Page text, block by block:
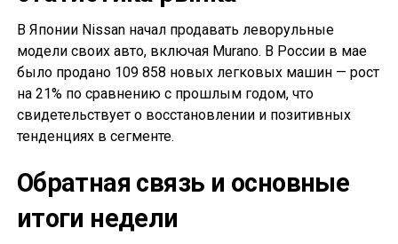
В Японии Nissan начал продавать леворульные
модели своих авто, включая Murano. В России в мае
было продано 109 858 новых легковых машин — рост
на 21% по сравнению с прошлым годом, что
свидетельствует о восстановлении и позитивных
тенденциях в сегменте.
Обратная связь и основные
итоги недели